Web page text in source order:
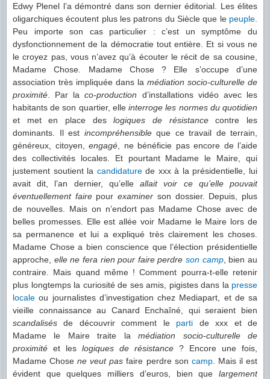
Edwy Plenel l’a démontré dans son dernier éditorial. Les élites
oligarchiques écoutent plus les patrons du Siècle que le peuple
Peu importe son cas particulier : c’est un symptôme du
dysfonctionnement de la démocratie tout entière. Et si vous ne
le croyez pas, vous n’avez qu’à écouter le récit de sa cousine,
Madame Chose. Madame Chose ? Elle s’occupe d’une
association très impliquée dans la médiation socio-culturelle de
proximité . Par laco-production d’installations vidéo avec les
habitants de son quartier, elleinterroge les normes du quotidien
et met en place deslogiques de résistancecontre les
dominants. Il est incompréhensibleque ce travail de terrain,
généreux, citoyen, engagé , ne bénéficie pas encore de l’aide
des collectivités locales. Et pourtant Madame le Maire, qui
justement soutient la candidaturede xxx à la présidentielle, lui
avait dit, l’an dernier, qu’elleallait voir ce qu’elle pouvait
éventuellement fairepourexaminer son dossier. Depuis, plus
de nouvelles. Mais on n’endort pas Madame Chose avec de
belles promesses. Elle est allée voir Madame le Maire lors de
sa permanence et lui a expliqué très clairement les choses.
Madame Chose a bien conscience que l’élection présidentielle
approche, elle ne fera rien pour faire perdreson camp, bien au
contraire. Mais quand même ! Comment pourra-t-elle retenir
plus longtemps la curiosité de ses amis, pigistes dans la presse
locale ou journalistes d’investigation chez Mediapart, et de sa
vieille connaissance au Canard Enchaîné, qui seraient bien
scandalisés de découvrir comment le parti de xxx et de
Madame le Maire traite lamédiation socio-culturelle de
proximité et les logiques de résistance ? Encore une fois,
Madame Chosene veut pas faire perdre son camp. Mais il est
évident que quelques milliers d’euros, bien que largement